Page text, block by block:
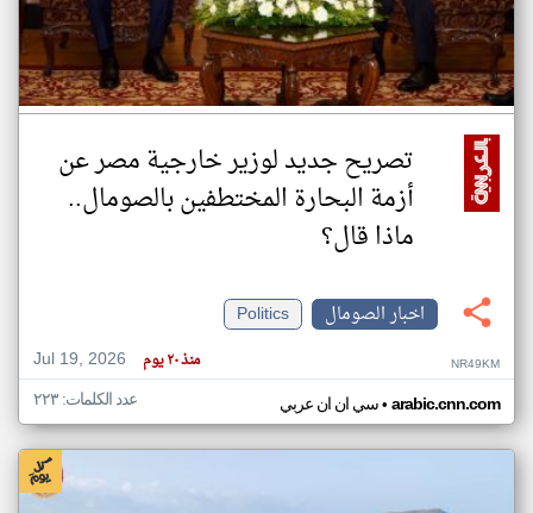
تصريح جديد لوزير خارجية مصر عن
أزمة البحارة المختطفين بالصومال..
ماذا قال؟
اخبار الصومال
Politics
Jul 19, 2026
منذ ٢٠ يوم NR49KM
سي ان ان عربي• arabic.cnn.com عدد الكلمات: ٢٢٣